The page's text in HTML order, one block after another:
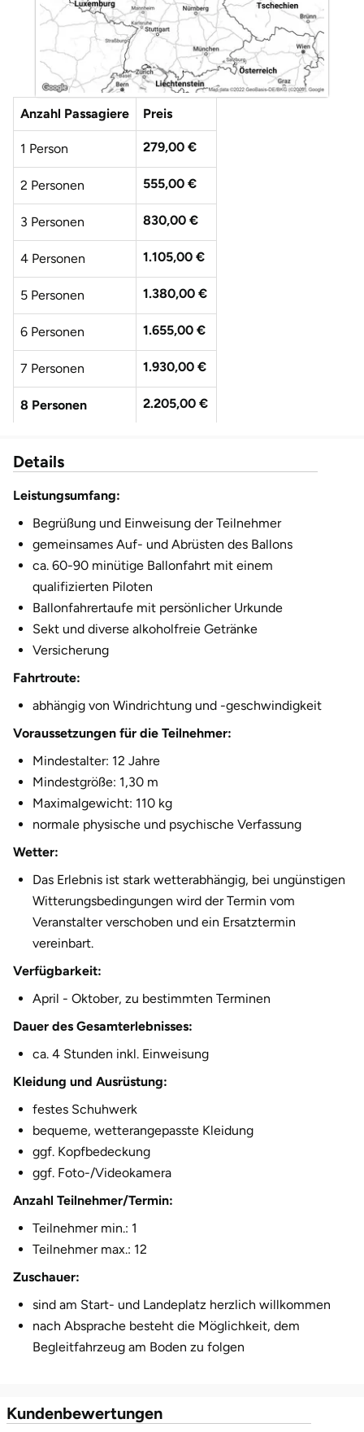
Anzahl Passagiere Preis
1 Person 279,00 €
2 Personen 555,00 €
3 Personen 830,00 €
4 Personen 1.105,00 €
5 Personen 1.380,00 €
6 Personen 1.655,00 €
7 Personen 1.930,00 €
8 Personen 2.205,00 €
2.755,00 €
11 Personen
12 Personen 3.305,00 €
Details
Leistungsumfang:
Begrüßung und Einweisung der Teilnehmer
gemeinsames Auf- und Abrüsten des Ballons
ca. 60-90 minütige Ballonfahrt mit einem
qualifizierten Piloten
Ballonfahrertaufe mit persönlicher Urkunde
Sekt und diverse alkoholfreie Getränke
Versicherung
Fahrtroute:
abhängig von Windrichtung und -geschwindigkeit
Voraussetzungen für die Teilnehmer:
Mindestalter: 12 Jahre
Mindestgröße: 1,30 m
Maximalgewicht: 110 kg
normale physische und psychische Verfassung
Wetter:
Das Erlebnis ist stark wetterabhängig, bei ungünstigen
Witterungsbedingungen wird der Termin vom
Veranstalter verschoben und ein Ersatztermin
vereinbart.
Verfügbarkeit:
April - Oktober, zu bestimmten Terminen
Dauer des Gesamterlebnisses:
ca. 4 Stunden inkl. Einweisung
Kleidung und Ausrüstung:
festes Schuhwerk
bequeme, wetterangepasste Kleidung
ggf. Kopfbedeckung
ggf. Foto-/Videokamera
Anzahl Teilnehmer/Termin:
Teilnehmer min.: 1
Teilnehmer max.: 12
Zuschauer:
sind am Start- und Landeplatz herzlich willkommen
nach Absprache besteht die Möglichkeit, dem
Begleitfahrzeug am Boden zu folgen
Kundenbewertungen
Düsseldorf
Erfurt
Erlangen
Essen
Flensburg
Frankfurt am Main
Freiberg
Freiburg
Fulda
Fürstenfeldbruck
Geiselwind
Gelnhausen
Gera
Gersfeld
Gotha
Görlitz
Hamburg
Hanau
Hannover
Heidenheim
Heilbronn
Heldburg
Herzogenaurach
Herzogtum Lauenburg
Homburg
Horb am Neckar
Ibbenbüren
Ingolstadt
Jerichower Land